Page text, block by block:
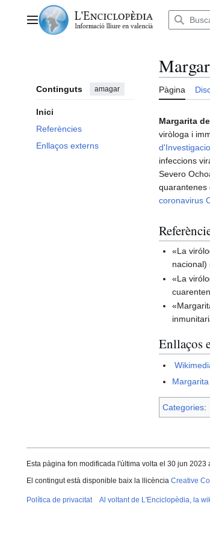
contingutMenú principal
Continguts amagar
Inici
Referències
Enllaços externs
Pàgina
Margarita
viròloga i
infeccions
Severo
quarantenes
coronavirus
«La
nacional)
«La
Enllaços
Categories:
Esta pàgina fon modificada l'última volta el 30 jun 2023
El contingut està disponible baix la llicència Creative
Política de privacitat Al voltant de L'Enciclopèdia, la